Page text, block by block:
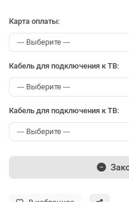
Карта оплаты:
Кабель для подключения к ТВ:
Кабель для подключения к ТВ: